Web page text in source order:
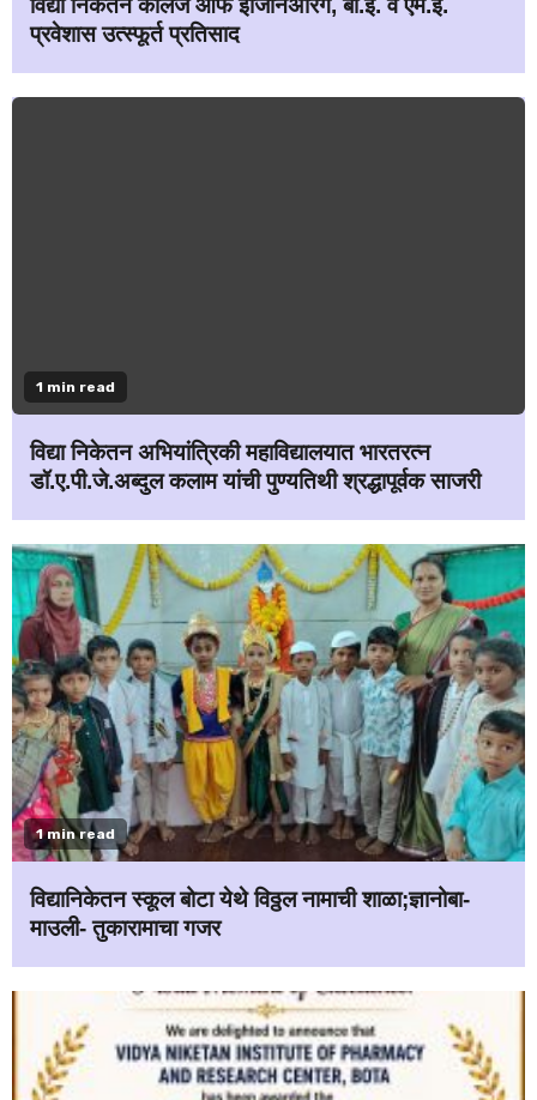
प्रवेशास उत्स्फूर्त प्रतिसाद
1 min read
विद्या निकेतन अभियांत्रिकी महाविद्यालयात भारतरत्न
डॉ.ए.पी.जे.अब्दुल कलाम यांची पुण्यतिथी श्रद्धापूर्वक साजरी
1 min read
विद्यानिकेतन स्कूल बोटा येथे विठ्ठल नामाची शाळा;ज्ञानोबा-
माउली- तुकारामाचा गजर